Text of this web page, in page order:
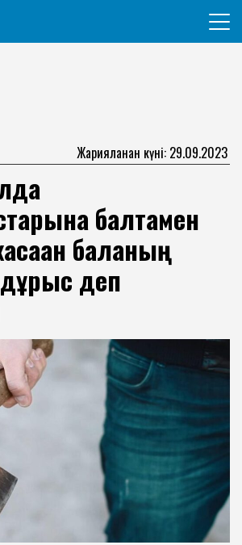
гражданин
Жарияланған күні: 29.09.2023
балтамен
баланың
деп